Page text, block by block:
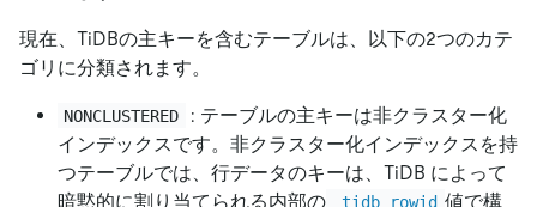
現在、TiDBの主キーを含むテーブルは、以下の2つのカテ
ゴリに分類されます。
NONCLUSTERED
: テーブルの主キーは非クラスター化
インデックスです。非クラスター化インデックスを持
つテーブルでは、行データのキーは、TiDB によって
暗黙的に割り当てられる内部の
_tidb_rowid 値で構